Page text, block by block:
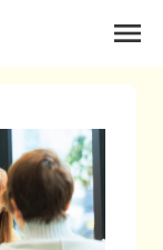
menu